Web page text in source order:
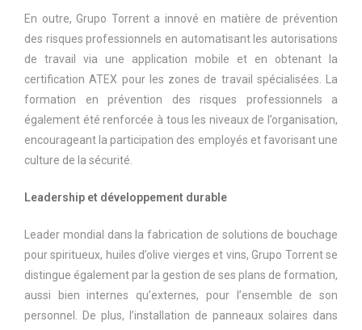
En outre, Grupo Torrent a innové en matière de prévention
des risques professionnels en automatisant les autorisations
de travail via une application mobile et en obtenant la
certification ATEX pour les zones de travail spécialisées. La
formation en prévention des risques professionnels a
également été renforcée à tous les niveaux de l’organisation,
encourageant la participation des employés et favorisant une
culture de la sécurité.
Leadership et développement durable
Leader mondial dans la fabrication de solutions de bouchage
pour spiritueux, huiles d’olive vierges et vins, Grupo Torrent se
distingue également par la gestion de ses plans de formation,
aussi bien internes qu’externes, pour l’ensemble de son
personnel. De plus, l’installation de panneaux solaires dans